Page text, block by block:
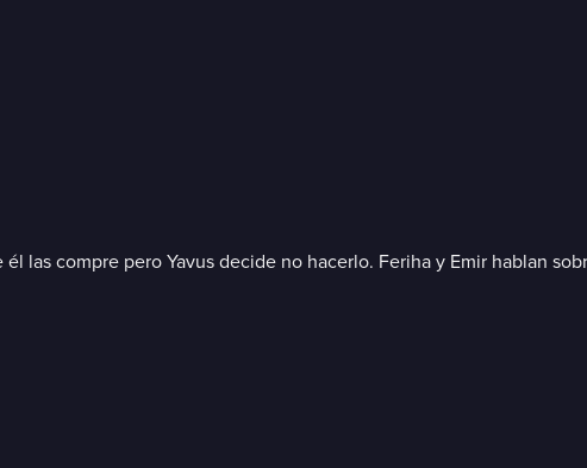
las compre pero Yavus decide no hacerlo. Feriha y Emir hablan